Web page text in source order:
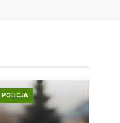
POLICJA